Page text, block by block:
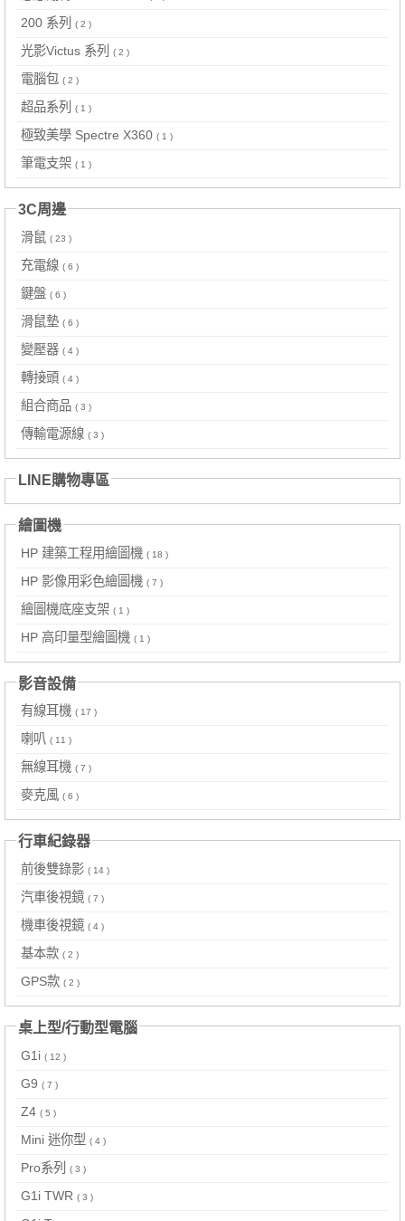
200 系列 ( 2 )
光影Victus 系列 ( 2 )
電腦包 ( 2 )
超品系列 ( 1 )
極致美學 Spectre X360 ( 1 )
筆電支架 ( 1 )
3C周邊
滑鼠 ( 23 )
充電線 ( 6 )
鍵盤 ( 6 )
滑鼠墊 ( 6 )
變壓器 ( 4 )
轉接頭 ( 4 )
組合商品 ( 3 )
傳輸電源線 ( 3 )
LINE購物專區
繪圖機
HP 建築工程用繪圖機 ( 18 )
HP 影像用彩色繪圖機 ( 7 )
繪圖機底座支架 ( 1 )
HP 高印量型繪圖機 ( 1 )
影音設備
有線耳機 ( 17 )
喇叭 ( 11 )
無線耳機 ( 7 )
麥克風 ( 6 )
行車紀錄器
前後雙錄影 ( 14 )
汽車後視鏡 ( 7 )
機車後視鏡 ( 4 )
基本款 ( 2 )
GPS款 ( 2 )
桌上型/行動型電腦
G1i ( 12 )
G9 ( 7 )
Z4 ( 5 )
Mini 迷你型 ( 4 )
Pro系列 ( 3 )
G1i TWR ( 3 )